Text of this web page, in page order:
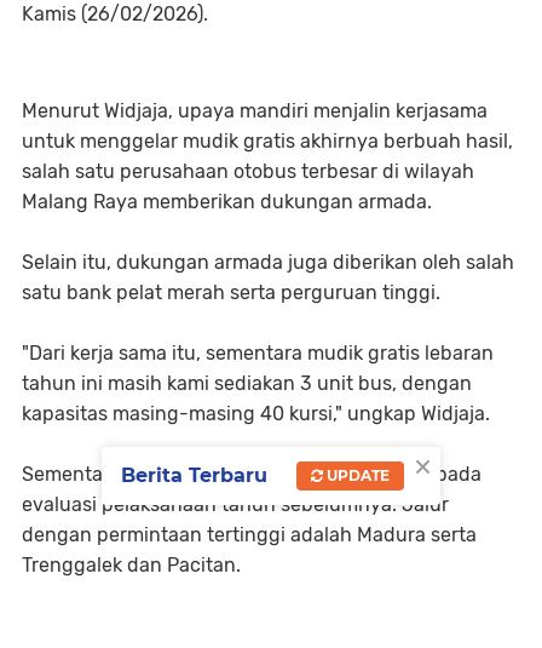
Kamis (26/02/2026).
Menurut Widjaja, upaya mandiri menjalin kerjasama
untuk menggelar mudik gratis akhirnya berbuah hasil,
salah satu perusahaan otobus terbesar di wilayah
Malang Raya memberikan dukungan armada.
Selain itu, dukungan armada juga diberikan oleh salah
satu bank pelat merah serta perguruan tinggi.
"Dari kerja sama itu, sementara mudik gratis lebaran
tahun ini masih kami sediakan 3 unit bus, dengan
kapasitas masing-masing 40 kursi," ungkap Widjaja.
Sementara itu, rute yang disiapkan mengacu pada
evaluasi pelaksanaan tahun sebelumnya. Jalur
dengan permintaan tertinggi adalah Madura serta
Trenggalek dan Pacitan.
×
Berita Terbaru UPDATE